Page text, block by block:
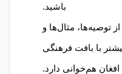
باشید.
توصیه‌ها، مثال‌ها و
با بافت فرهنگی
هم‌خوانی دارد.